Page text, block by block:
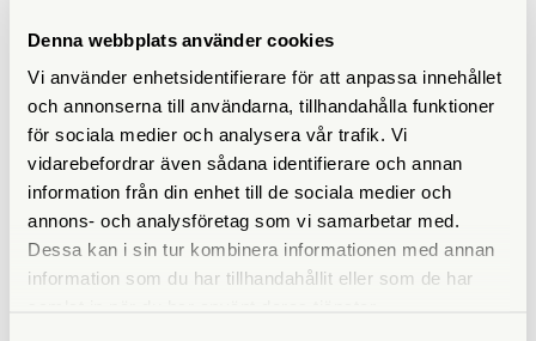
Denna webbplats använder cookies
Vi använder enhetsidentifierare för att anpassa innehållet
och annonserna till användarna, tillhandahålla funktioner
för sociala medier och analysera vår trafik. Vi
vidarebefordrar även sådana identifierare och annan
information från din enhet till de sociala medier och
annons- och analysföretag som vi samarbetar med.
Dessa kan i sin tur kombinera informationen med annan
information som du har tillhandahållit eller som de har
Ögonavstånd/Eye relief
(mm)
15,1
Vikt (g) 600
Höjd (mm) 145
Bredd (mm) 129